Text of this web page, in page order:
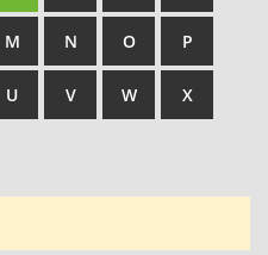
M N O P
U V W X